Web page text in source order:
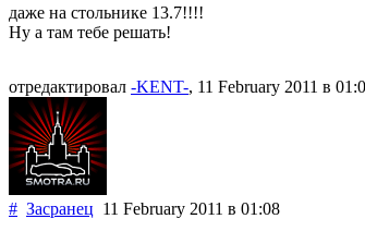
даже на стольнике 13.7!!!!
Ну а там тебе решать!
отредактировал -KENT-, 11 February 2011 в
# Засранец 11 February 2011 в 01:08